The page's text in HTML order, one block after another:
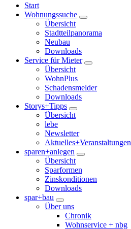
Start
Wohnungssuche
Übersicht
Stadtteilpanorama
Neubau
Downloads
Service für Mieter
Übersicht
WohnPlus
Schadensmelder
Downloads
Storys+Tipps
Übersicht
lebe
Newsletter
Aktuelles+Veranstaltungen
sparen+anlegen
Übersicht
Sparformen
Zinskonditionen
Downloads
spar+bau
Über uns
Chronik
Wohnservice + nbg